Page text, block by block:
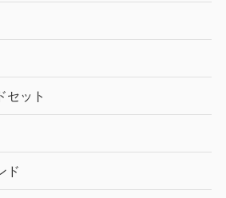
セット
ド